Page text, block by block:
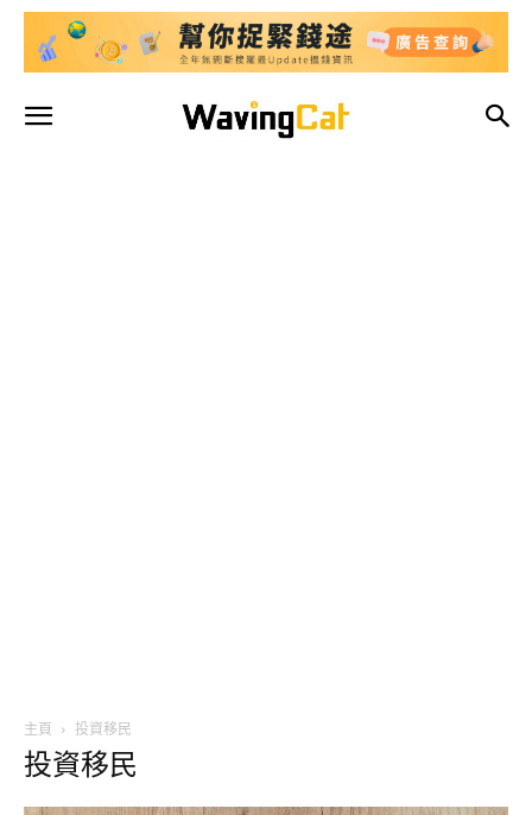
主頁 投資移民
投資移民